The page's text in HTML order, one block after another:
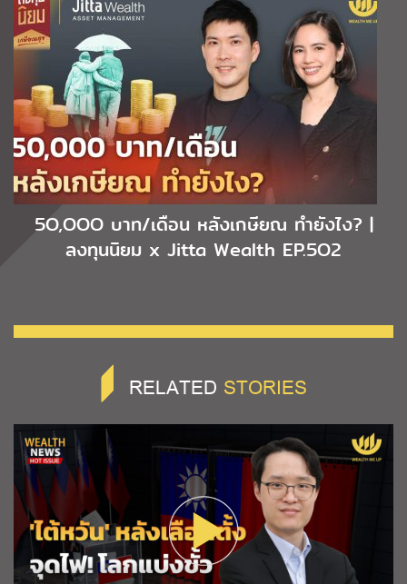
5O,OOO บาท/เดือน หลังเกษียณ ทำยังไง? |
ลงทุนนิยม x Jitta Wealth EP.5O2
RELATED STORIES